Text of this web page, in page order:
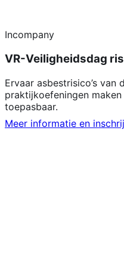
Incompany
VR-Veiligheidsdag
Ervaar asbestrisico’s van
praktijkoefeningen
toepasbaar.
Meer informatie en